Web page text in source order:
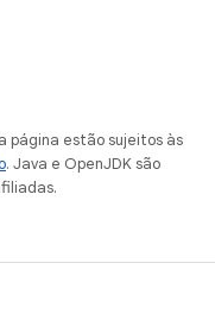
página estão sujeitos às
. Java e OpenJDK são